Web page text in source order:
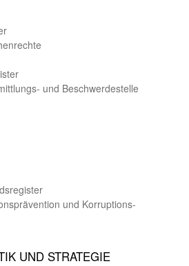
und Beschwerde­stelle
und Korrup­tions­
UND STRATEGIE